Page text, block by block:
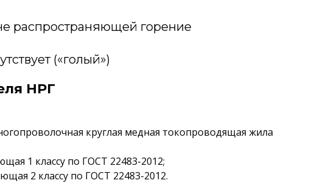
распространяющей горение
(«голый»)
НРГ
круглая медная токопроводящая жила
1 классу по ГОСТ 22483-2012;
2 классу по ГОСТ 22483-2012.